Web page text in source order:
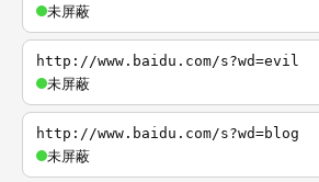
未屏蔽
http://www.baidu.com/s?wd=evil
未屏蔽
http://www.baidu.com/s?wd=blog
未屏蔽